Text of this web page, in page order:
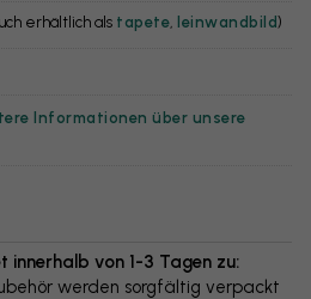
erhältlich als tapete leinwandbild)
Informationen über unsere
innerhalb von 1-3 Tagen zu:
werden sorgfältig verpackt